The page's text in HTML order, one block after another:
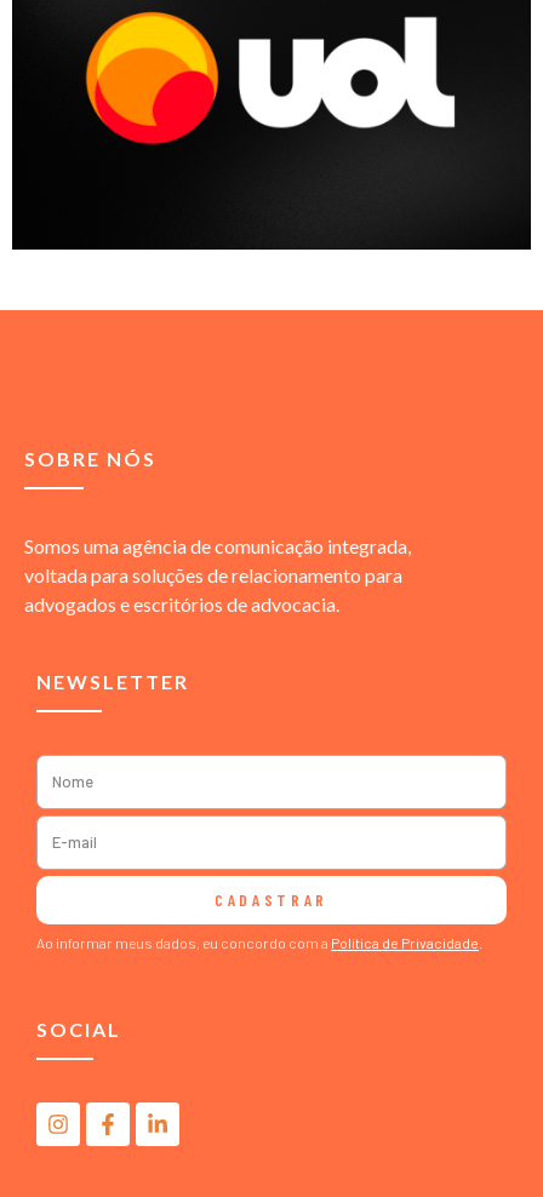
SOBRE NÓS
Somos uma agência de comunicação integrada,
voltada para soluções de relacionamento para
advogados e escritórios de advocacia.
NEWSLETTER
CADASTRAR
Ao informar meus dados, eu concordo com a Política de Privacidade
SOCIAL